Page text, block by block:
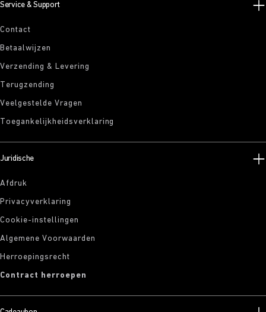
Service & Support
Contact
Betaalwijzen
Verzending & Levering
Terugzending
Veelgestelde Vragen
Toegankelijkheidsverklaring
Juridische
Afdruk
Privacyverklaring
Cookie-instellingen
Algemene Voorwaarden
Herroepingsrecht
Contract herroepen